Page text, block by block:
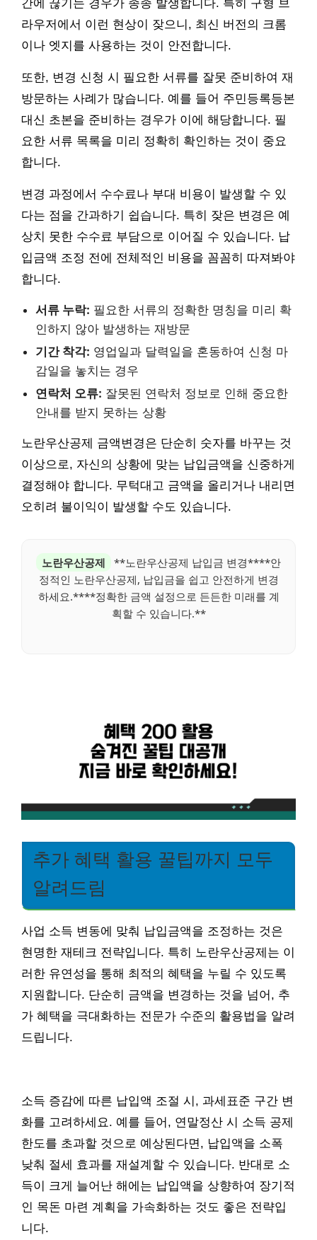
간에 끊기는 경우가 종종 발생합니다. 특히 구형 브
라우저에서 이런 현상이 잦으니, 최신 버전의 크롬
이나 엣지를 사용하는 것이 안전합니다.
또한, 변경 신청 시 필요한 서류를 잘못 준비하여 재
방문하는 사례가 많습니다. 예를 들어 주민등록등본
대신 초본을 준비하는 경우가 이에 해당합니다. 필
요한 서류 목록을 미리 정확히 확인하는 것이 중요
합니다.
변경 과정에서 수수료나 부대 비용이 발생할 수 있
다는 점을 간과하기 쉽습니다. 특히 잦은 변경은 예
상치 못한 수수료 부담으로 이어질 수 있습니다. 납
입금액 조정 전에 전체적인 비용을 꼼꼼히 따져봐야
합니다.
서류 누락: 필요한 서류의 정확한 명칭을 미리 확
인하지 않아 발생하는 재방문
기간 착각: 영업일과 달력일을 혼동하여 신청 마
감일을 놓치는 경우
연락처 오류: 잘못된 연락처 정보로 인해 중요한
안내를 받지 못하는 상황
노란우산공제 금액변경은 단순히 숫자를 바꾸는 것
이상으로, 자신의 상황에 맞는 납입금액을 신중하게
결정해야 합니다. 무턱대고 금액을 올리거나 내리면
오히려 불이익이 발생할 수도 있습니다.
노란우산공제
**노란우산공제 납입금 변경****안
정적인 노란우산공제, 납입금을 쉽고 안전하게 변경
하세요.****정확한 금액 설정으로 든든한 미래를 계
획할 수 있습니다.**
추가 혜택 활용 꿀팁까지 모두
알려드림
사업 소득 변동에 맞춰 납입금액을 조정하는 것은
현명한 재테크 전략입니다. 특히 노란우산공제는 이
러한 유연성을 통해 최적의 혜택을 누릴 수 있도록
지원합니다. 단순히 금액을 변경하는 것을 넘어, 추
가 혜택을 극대화하는 전문가 수준의 활용법을 알려
드립니다.
소득 증감에 따른 납입액 조절 시, 과세표준 구간 변
화를 고려하세요. 예를 들어, 연말정산 시 소득 공제
한도를 초과할 것으로 예상된다면, 납입액을 소폭
낮춰 절세 효과를 재설계할 수 있습니다. 반대로 소
득이 크게 늘어난 해에는 납입액을 상향하여 장기적
인 목돈 마련 계획을 가속화하는 것도 좋은 전략입
니다.